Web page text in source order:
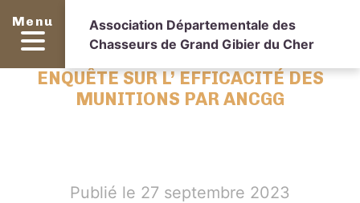
Menu
Association Départementale des
Chasseurs de Grand Gibier du Cher
ENQUÊTE SUR L’ EFFICACITÉ DES
MUNITIONS PAR ANCGG
Publié le 27 septembre 2023